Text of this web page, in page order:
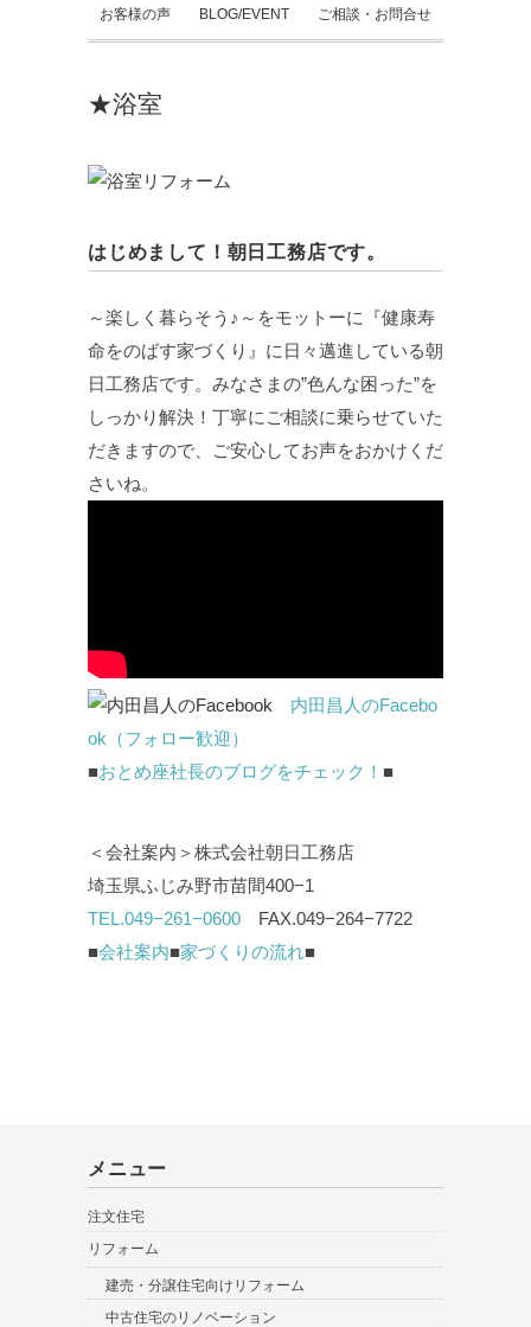
お客様の声 BLOG/EVENT ご相談・お問合せ
★浴室
はじめまして！朝日工務店です。
～楽しく暮らそう♪～をモットーに『健康寿
命をのばす家づくり』に日々邁進している朝
日工務店です。みなさまの”色んな困った”を
しっかり解決！丁寧にご相談に乗らせていた
だきますので、ご安心してお声をおかけくだ
さいね。
内田昌人のFacebo
ok（フォロー歓迎）
■おとめ座社長のブログをチェック！ ■
＜会社案内＞株式会社朝日工務店
埼玉県ふじみ野市苗間400−1
TEL.049−261−0600 FAX.049−264−7722
■会社案内■家づくりの流れ■
メニュー
注文住宅
リフォーム
建売・分譲住宅向けリフォーム
中古住宅のリノベーション